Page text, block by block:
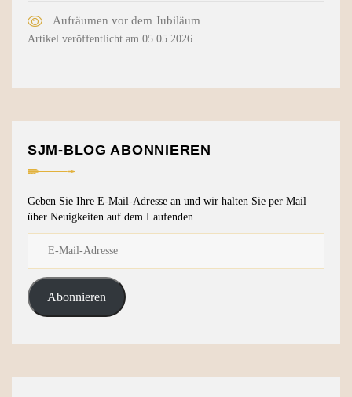
Aufräumen vor dem Jubiläum
Artikel veröffentlicht am 05.05.2026
SJM-BLOG ABONNIEREN
Geben Sie Ihre E-Mail-Adresse an und wir halten Sie per Mail
über Neuigkeiten auf dem Laufenden.
Abonnieren